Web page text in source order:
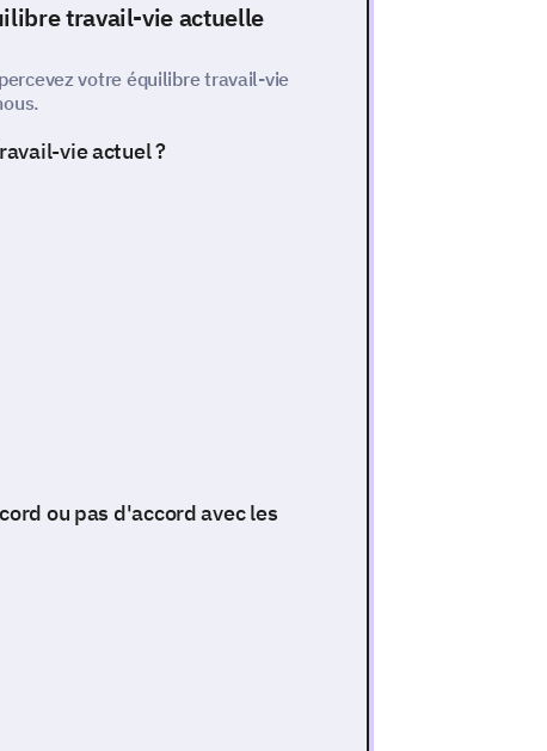
travail-vie actuelle
votre équilibre travail-vie
vie actuel ?
ou pas d'accord avec les